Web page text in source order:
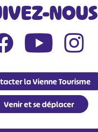
NOUS
la Vienne Tourisme
Venir et se déplacer